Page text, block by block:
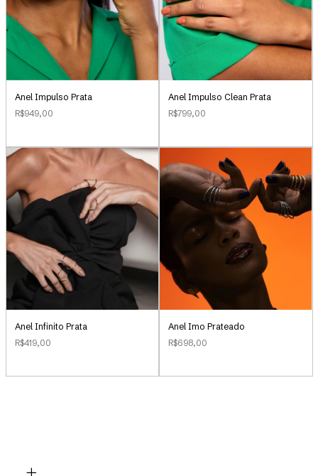
Anel Impulso Prata
R$949,00
Anel Impulso Clean Prata
R$799,00
Anel Infinito Prata
R$419,00
Anel Imo Prateado
R$698,00